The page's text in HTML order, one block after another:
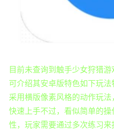
目前未查询到触手少女狩猎
可介绍其安卓版特色如下玩
采用横版像素风格的动作玩
快速上手不过，看似简单的
性，玩家需要通过多次练习